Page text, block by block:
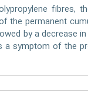
fibres,
the permanent
by a decrease
symptom of the